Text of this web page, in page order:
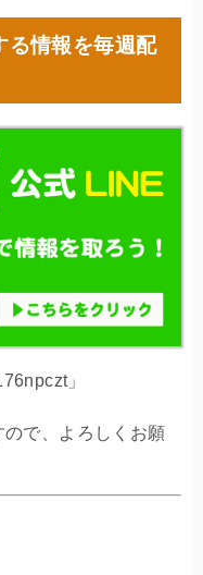
る情報を毎週配
」
で、よろしくお願